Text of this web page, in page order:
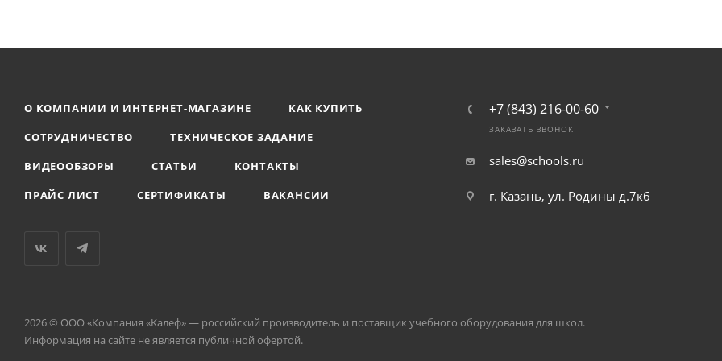
О КОМПАНИИ И ИНТЕРНЕТ-МАГАЗИНЕ
КАК КУПИТЬ
СОТРУДНИЧЕСТВО
ТЕХНИЧЕСКОЕ ЗАДАНИЕ
ВИДЕООБЗОРЫ
СТАТЬИ
КОНТАКТЫ
ПРАЙС ЛИСТ
СЕРТИФИКАТЫ ВАКАНСИИ
+7 (843) 216-00-60
ЗАКАЗАТЬ ЗВОНОК
sales@schools.ru
г. Казань, ул. Родины д.7к6
2026 © ООО «Компания «Kалеф» — российский производитель и поставщик учебного оборудования для школ.
Информация на сайте не является публичной офертой.